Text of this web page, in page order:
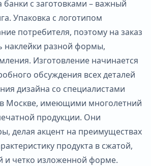
банки с заготовками – важный
Упаковка с логотипом
потребителя, поэтому на заказ
наклейки разной формы,
Изготовление начинается
обсуждения всех деталей
дизайна со специалистами
в Москве, имеющими многолетний
продукции. Они
делая акцент на преимуществах
продукта в сжатой,
и четко изложенной форме.